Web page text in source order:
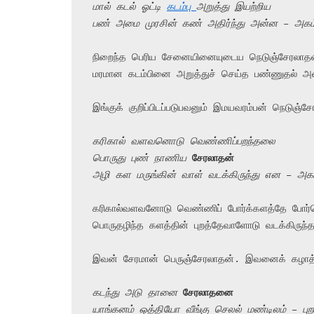
மால் கடல் ஓட்டி கடம்பு அறுத்து இயற்றிய
பண் அமை முரசின் கண் அதிர்ந்து அன்ன –
நிறைந்த பெரிய சேனையினையுடைய
மரமான கடம்பினை அறுத்துச் செய்த பண்ணுதல்
இங்குக் குறிப்பிடப்படுபவனும் இமயவரம்பன்
கரிகால் வளவனொடு வெண்ணிப்பறந்தலை
பொருது புண் நாணிய சேரலாதன்
அழி கள மருங்கின் வாள் வடக்கிருந்து என –
கரிகால்வளவனோடு வெண்ணிப் போர்க்களத்தே
பொருதழிந்த களத்தின் புறத்தேவாளோடு
இவன் சேரமான் பெருஞ்சேரலாதன். இவனைக்
கடந்து அடு தானை சேரலாதனை
யாங்கனம் ஒத்தியோ வீங்கு செலல் மண்டிலம் –